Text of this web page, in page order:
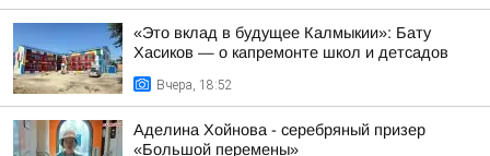
«Это вклад в будущее Калмыкии»: Бату
Хасиков — о капремонте школ и детсадов
Вчера, 18:52
Аделина Хойнова - серебряный призер
«Большой перемены»